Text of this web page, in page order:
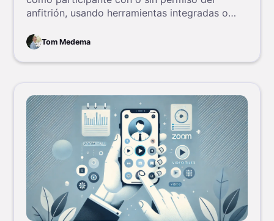
anfitrión, usando herramientas integradas o
como en móvil.
Tom Medema